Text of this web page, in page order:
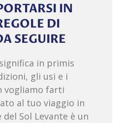
IN
DI
SEGUIRE
in primis
gli usi e i
vogliamo farti
al tuo viaggio in
del Sol Levante è un